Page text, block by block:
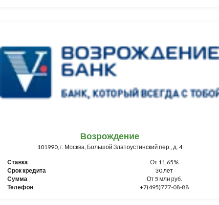
Возрождение
101990, г. Москва, Большой Златоустинский пер., д. 4
Ставка
От 11.65%
Срок кредита
30 лет
Сумма
От 5 млн руб.
Телефон
+7(495)777-08-88